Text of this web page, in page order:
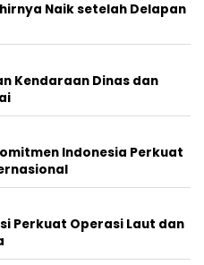
Naik setelah Delapan
Kendaraan Dinas dan
Indonesia Perkuat
Perkuat Operasi Laut dan